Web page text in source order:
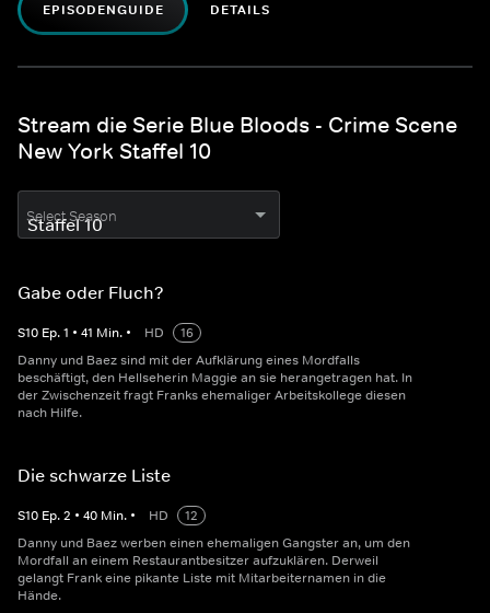
EPISODENGUIDE DETAILS
Stream die Serie Blue Bloods - Crime Scene
New York Staffel 10
Select Season
Gabe oder Fluch?
S10 Ep.1 • 41 Min. • HD
16
Danny und Baez sind mit der Aufklärung eines Mordfalls
beschäftigt, den Hellseherin Maggie an sie herangetragen hat. In
der Zwischenzeit fragt Franks ehemaliger Arbeitskollege diesen
nach Hilfe.
Die schwarze Liste
S10 Ep.2 • 40 Min. • HD
12
Danny und Baez werben einen ehemaligen Gangster an, um den
Mordfall an einem Restaurantbesitzer aufzuklären. Derweil
gelangt Frank eine pikante Liste mit Mitarbeiternamen in die
Hände.